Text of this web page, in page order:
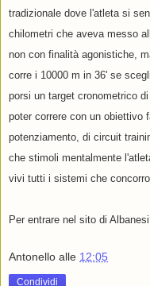
tradizionale dove l'atleta si
chilometri che aveva messo
non con finalità agonistiche,
corre i 10000 m in 36' se
porsi un target cronometrico
poter correre con un obiettivo
potenziamento, di circuit
che stimoli mentalmente
vivi tutti i sistemi che
Per entrare nel sito di
Antonello alle 12:05
Condividi